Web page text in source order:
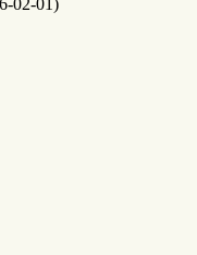
02-01)